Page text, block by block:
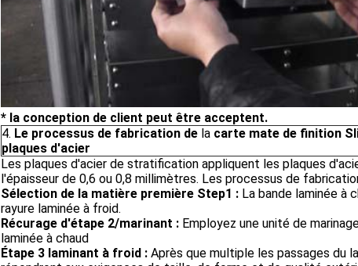
* la conception de client peut être acceptent.
4. Le processus de fabrication de la carte mate de finition
plaques d'acier
Les plaques d'acier de stratification appliquent les plaques
l'épaisseur de 0,6 ou 0,8 millimètres. Les processus de
Sélection de la matière première Step1 : La bande laminée à
rayure laminée à froid.
Récurage d'étape 2/marinant : Employez une unité de
laminée à chaud
Étape 3 laminant à froid : Après que multiple les passages du